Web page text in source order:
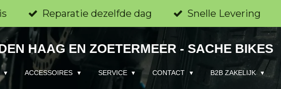
Reparatie dezelfde dag Snelle Levering
HAAG EN ZOETERMEER - SACHE BIKES
ACCESSOIRES SERVICE CONTACT B2B ZAKELIJK